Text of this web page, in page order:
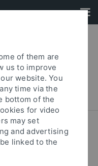
und Recht
of them are
us to improve
website. You
time via the
bottom of the
for video
may set
and advertising
linked to the